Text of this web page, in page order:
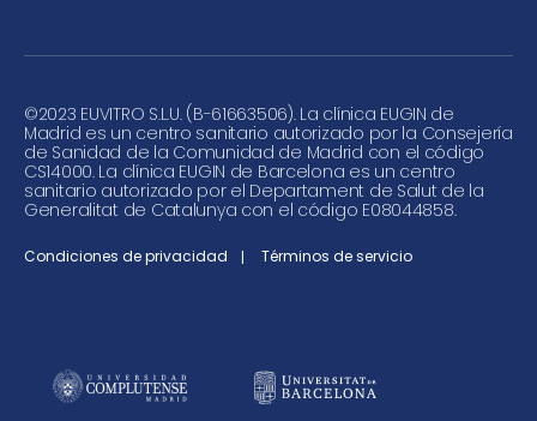
©2023 EUVITRO S.L.U. (B-61663506). La clínica EUGIN de
Madrid es un centro sanitario autorizado por la Consejería
de Sanidad de la Comunidad de Madrid con el código
CS14000. La clínica EUGIN de Barcelona es un centro
sanitario autorizado por el Departament de Salut de la
Generalitat de Catalunya con el código E08044858.
Condiciones de privacidad Términos de servicio